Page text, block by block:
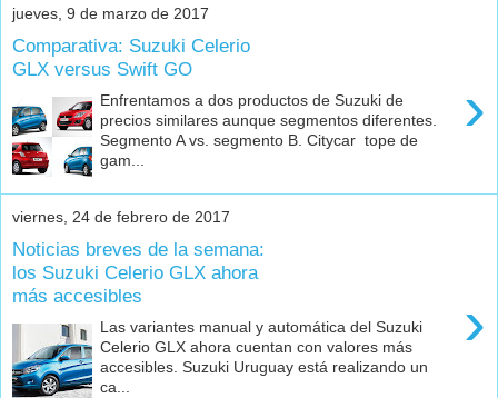
jueves, 9 de marzo de 2017
Comparativa: Suzuki Celerio
GLX versus Swift GO
›
Enfrentamos a dos productos de Suzuki de
precios similares aunque segmentos diferentes.
Segmento A vs. segmento B. Citycar tope de
gam...
viernes, 24 de febrero de 2017
Noticias breves de la semana:
los Suzuki Celerio GLX ahora
más accesibles
›
Las variantes manual y automática del Suzuki
Celerio GLX ahora cuentan con valores más
accesibles. Suzuki Uruguay está realizando un
ca...